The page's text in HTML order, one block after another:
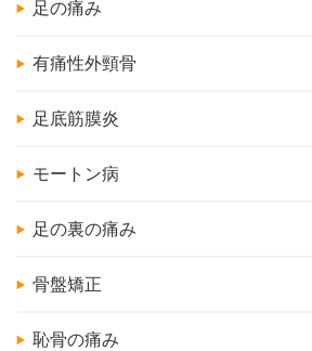
足の痛み
有痛性外頸骨
足底筋膜炎
モートン病
足の裏の痛み
骨盤矯正
恥骨の痛み